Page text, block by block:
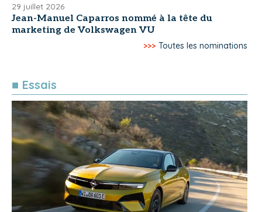
29 juillet 2026
Jean-Manuel Caparros nommé à la tête du
marketing de Volkswagen VU
>>> Toutes les nominations
■ Essais